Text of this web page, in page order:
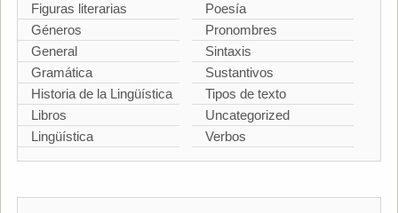
Figuras literarias
Géneros
General
Gramática
Historia de la Lingüística
Libros
Lingüística
Poesía
Pronombres
Sintaxis
Sustantivos
Tipos de texto
Uncategorized
Verbos